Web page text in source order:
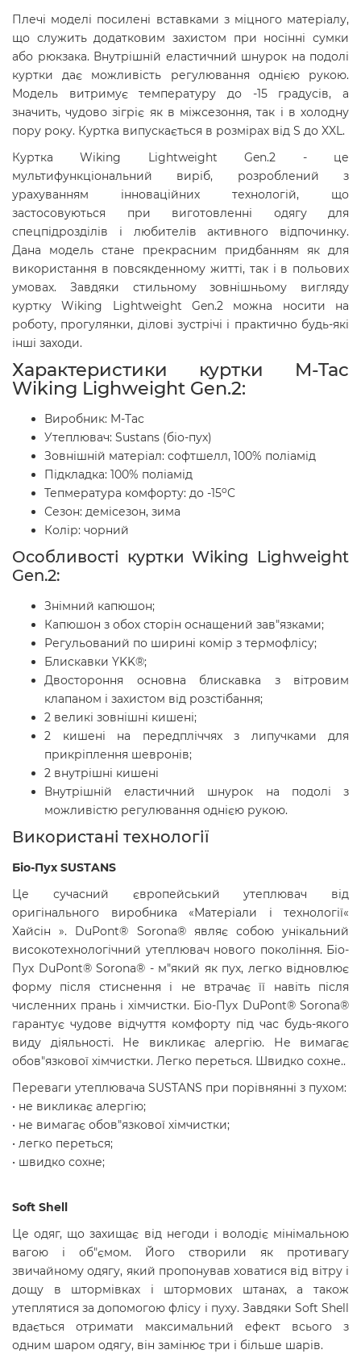
Плечі моделі посилені вставками з міцного матеріалу,
що служить додатковим захистом при носінні сумки
або рюкзака. Внутрішній еластичний шнурок на подолі
куртки дає можливість регулювання однією рукою.
Модель витримує температуру до -15 градусів, а
значить, чудово зігріє як в міжсезоння, так і в холодну
пору року. Куртка випускається в розмірах від S до XXL.
Куртка Wiking Lightweight Gen.2 - це
мультифункціональний виріб, розроблений з
урахуванням інноваційних технологій, що
застосовуються при виготовленні одягу для
спецпідрозділів і любителів активного відпочинку.
Дана модель стане прекрасним придбанням як для
використання в повсякденному житті, так і в польових
умовах. Завдяки стильному зовнішньому вигляду
куртку Wiking Lightweight Gen.2 можна носити на
роботу, прогулянки, ділові зустрічі і практично будь-які
інші заходи.
Характеристики куртки M-Tac
Wiking Lighweight Gen.2:
Виробник: M-Tac
Утеплювач: Sustans (біо-пух)
Зовнішній матеріал: софтшелл, 100% поліамід
Підкладка: 100% поліамід
Тепмература комфорту: до -15oC
Сезон: демісезон, зима
Колір: чорний
Особливості курткиWiking Lighweight
Gen.2:
Знімний капюшон;
Капюшон з обох сторін оснащений зав"язками;
Регульований по ширині комір з термофлісу;
Блискавки YKK®;
Двостороння основна блискавка з вітровим
клапаном і захистом від розстібання;
2 великі зовнішні кишені;
2 кишені на передпліччях з липучками для
прикріплення шевронів;
2 внутрішні кишені
Внутрішній еластичний шнурок на подолі з
можливістю регулювання однією рукою.
Використані технології
Біо-Пух SUSTANS
Це сучасний європейський утеплювач від
оригінального виробника «Матеріали і технології«
Хайсін ». DuPont® Sorona® являє собою унікальний
високотехнологічний утеплювач нового покоління. Біо-
Пух DuPont® Sorona® - м"який як пух, легко відновлює
форму після стиснення і не втрачає її навіть після
численних прань і хімчистки. Біо-Пух DuPont® Sorona®
гарантує чудове відчуття комфорту під час будь-якого
виду діяльності. Не викликає алергію. Не вимагає
обов"язкової хімчистки. Легко переться. Швидко сохне..
Переваги утеплювача SUSTANS при порівнянні з пухом:
• не викликає алергію;
• не вимагає обов"язкової хімчистки;
• легко переться;
• швидко сохне;
Soft Shell
Це одяг, що захищає від негоди і володіє мінімальною
вагою і об"ємом. Його створили як противагу
звичайному одягу, який пропонував ховатися від вітру і
дощу в штормівках і штормових штанах, а також
утеплятися за допомогою флісу і пуху. Завдяки Soft Shell
вдається отримати максимальний ефект всього з
одним шаром одягу, він замінює три і більше шарів.